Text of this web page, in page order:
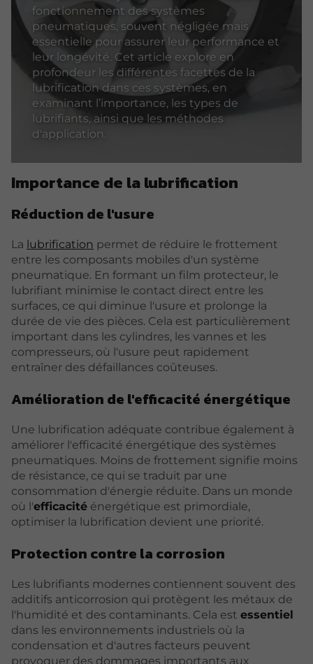
fonctionnement des systèmes
pneumatiques, souvent négligée mais
essentielle pour assurer leur performance et
leur longévité. Cet article explore en
profondeur les différentes facettes de la
lubrification dans ces systèmes, en
examinant l’importance, les types de
lubrifiants, ainsi que les méthodes
d'application.
Importance de la lubrification
Réduction de l'usure
La lubrification permet de réduire le frottement
entre les composants mobiles d'un système
pneumatique. En formant un film protecteur, le
lubrifiant minimise le contact direct entre les
surfaces, ce qui diminue l'usure et prolonge la
durée de vie des pièces. Cela est particulièrement
important dans les cylindres, les vannes et les
compresseurs, où l'usure peut rapidement
entraîner des défaillances coûteuses.
Amélioration de l'efficacité énergétique
Une lubrification adéquate contribue également à
améliorer l'efficacité énergétique des systèmes
pneumatiques. Moins de frottement signifie moins
de résistance, ce qui se traduit par une
consommation d'énergie réduite. Dans un monde
où l'efficacité énergétique est primordiale,
optimiser la lubrification devient une priorité.
Protection contre la corrosion
Les lubrifiants modernes contiennent souvent des
additifs anticorrosion qui protègent les métaux de
l'humidité et des contaminants. Cela est essentiel
dans les environnements industriels où la
condensation et d'autres facteurs peuvent
provoquer des dommages importants aux